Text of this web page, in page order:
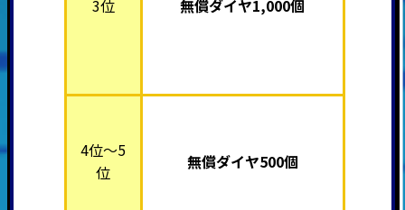
3位 無償ダイヤ1,000個
4位～5
位
無償ダイヤ500個